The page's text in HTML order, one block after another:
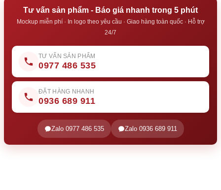
Tư vấn sản phẩm - Báo giá nhanh trong 5 phút
Mockup miễn phí · In logo theo yêu cầu · Giao hàng toàn quốc · Hỗ trợ
24/7
TƯ VẤN SẢN PHẨM
0977 486 535
ĐẶT HÀNG NHANH
0936 689 911
Zalo 0977 486 535 Zalo 0936 689 911